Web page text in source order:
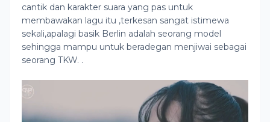
cantik dan karakter suara yang pas untuk
membawakan lagu itu ,terkesan sangat istimewa
sekali,apalagi basik Berlin adalah seorang model
sehingga mampu untuk beradegan menjiwai sebagai
seorang TKW. .